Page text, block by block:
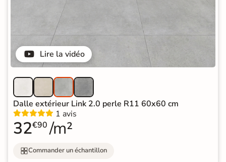
Lire la vidéo
Dalle extérieur Link 2.0 perle R11 60x60 cm
1 avis
32€90 /m²
Commander un échantillon